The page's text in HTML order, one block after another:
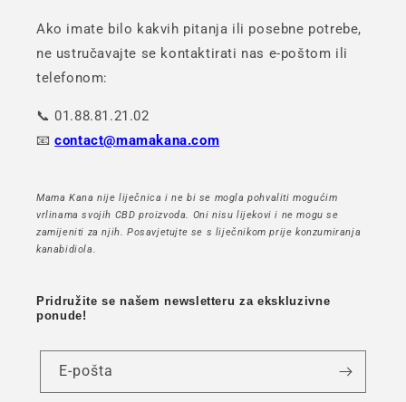
Ako imate bilo kakvih pitanja ili posebne potrebe,
ne ustručavajte se kontaktirati nas e-poštom ili
telefonom:
📞 01.88.81.21.02
📧contact@mamakana.com
Mama Kana nije liječnica i ne bi se mogla pohvaliti mogućim
vrlinama svojih CBD proizvoda. Oni nisu lijekovi i ne mogu se
zamijeniti za njih. Posavjetujte se s liječnikom prije konzumiranja
kanabidiola.
Pridružite se našem newsletteru za ekskluzivne
ponude!
E-pošta